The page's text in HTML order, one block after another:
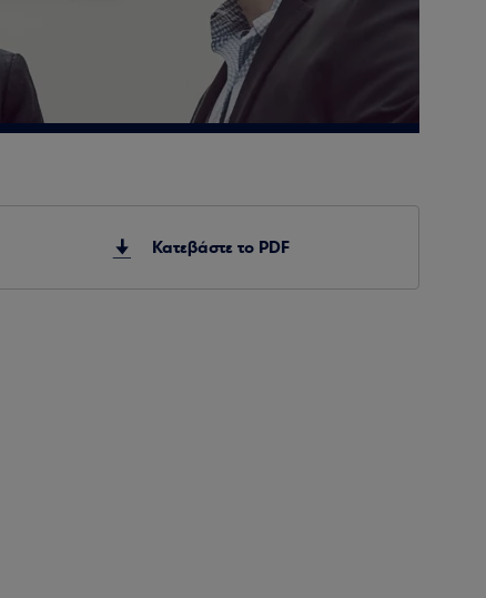
Κατεβάστε το PDF